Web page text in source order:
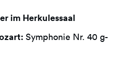
im Herkulessaal
Symphonie Nr. 40 g-